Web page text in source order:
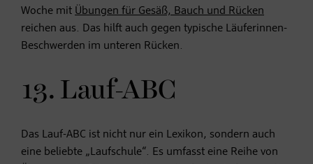
Woche mit Übungen für Gesäß, Bauch und Rücken
reichen aus. Das hilft auch gegen typische Läuferinnen-
Beschwerden im unteren Rücken.
13. Lauf-ABC
Das Lauf-ABC ist nicht nur ein Lexikon, sondern auch
eine beliebte „Laufschule“. Es umfasst eine Reihe von